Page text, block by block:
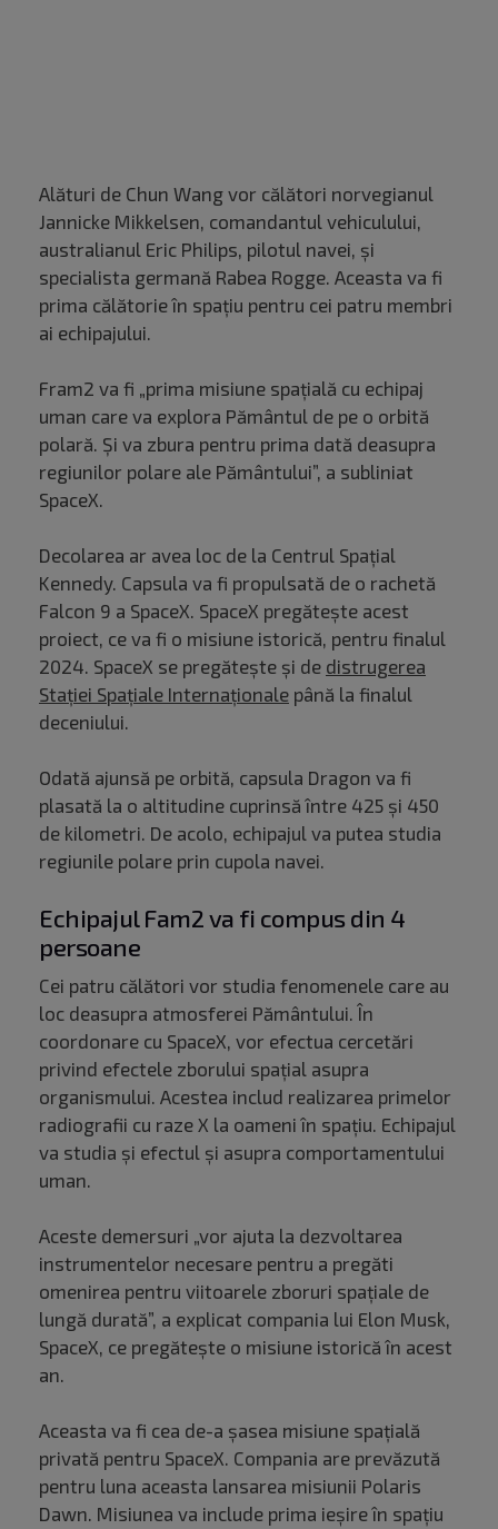
Alături de Chun Wang vor călători norvegianul
Jannicke Mikkelsen, comandantul vehiculului,
australianul Eric Philips, pilotul navei, şi
specialista germană Rabea Rogge. Aceasta va fi
prima călătorie în spaţiu pentru cei patru membri
ai echipajului.
Fram2 va fi „prima misiune spaţială cu echipaj
uman care va explora Pământul de pe o orbită
polară. Și va zbura pentru prima dată deasupra
regiunilor polare ale Pământului”, a subliniat
SpaceX.
Decolarea ar avea loc de la Centrul Spaţial
Kennedy. Capsula va fi propulsată de o rachetă
Falcon 9 a SpaceX. SpaceX pregătește acest
proiect, ce va fi o misiune istorică, pentru finalul
2024. SpaceX se pregătește și de distrugerea
Stației Spațiale Internaționale până la finalul
deceniului.
Odată ajunsă pe orbită, capsula Dragon va fi
plasată la o altitudine cuprinsă între 425 şi 450
de kilometri. De acolo, echipajul va putea studia
regiunile polare prin cupola navei.
Echipajul Fam2 va fi compus din 4
persoane
Cei patru călători vor studia fenomenele care au
loc deasupra atmosferei Pământului. În
coordonare cu SpaceX, vor efectua cercetări
privind efectele zborului spaţial asupra
organismului. Acestea includ realizarea primelor
radiografii cu raze X la oameni în spaţiu. Echipajul
va studia și efectul şi asupra comportamentului
uman.
Aceste demersuri „vor ajuta la dezvoltarea
instrumentelor necesare pentru a pregăti
omenirea pentru viitoarele zboruri spaţiale de
lungă durată”, a explicat compania lui Elon Musk,
SpaceX, ce pregătește o misiune istorică în acest
an.
Aceasta va fi cea de-a şasea misiune spaţială
privată pentru SpaceX. Compania are prevăzută
pentru luna aceasta lansarea misiunii Polaris
Dawn. Misiunea va include prima ieşire în spaţiu